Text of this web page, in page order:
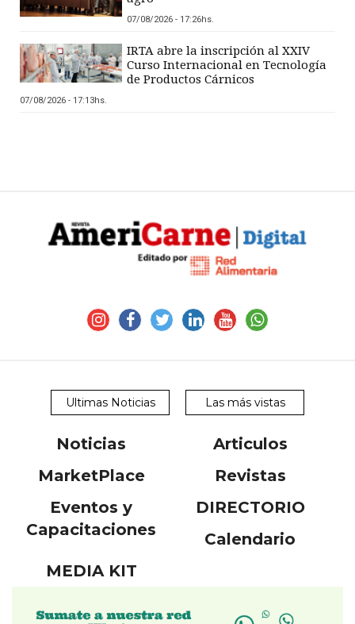
07/08/2026 - 17:26hs.
IRTA abre la inscripción al XXIV
Curso Internacional en Tecnología
de Productos Cárnicos
07/08/2026 - 17:13hs.
Ultimas Noticias Las más vistas
Noticias
Articulos
MarketPlace
Revistas
Eventos y
Capacitaciones
DIRECTORIO
Calendario
MEDIA KIT